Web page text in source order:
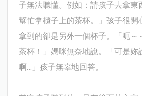
子無法聽懂。例如：請孩子去拿東
幫忙拿櫃子上的茶杯。」孩子很開
拿到的卻是另外一個杯子。「呃～
茶杯！」媽咪無奈地說。「可是妳
啊…」孩子無辜地回答。